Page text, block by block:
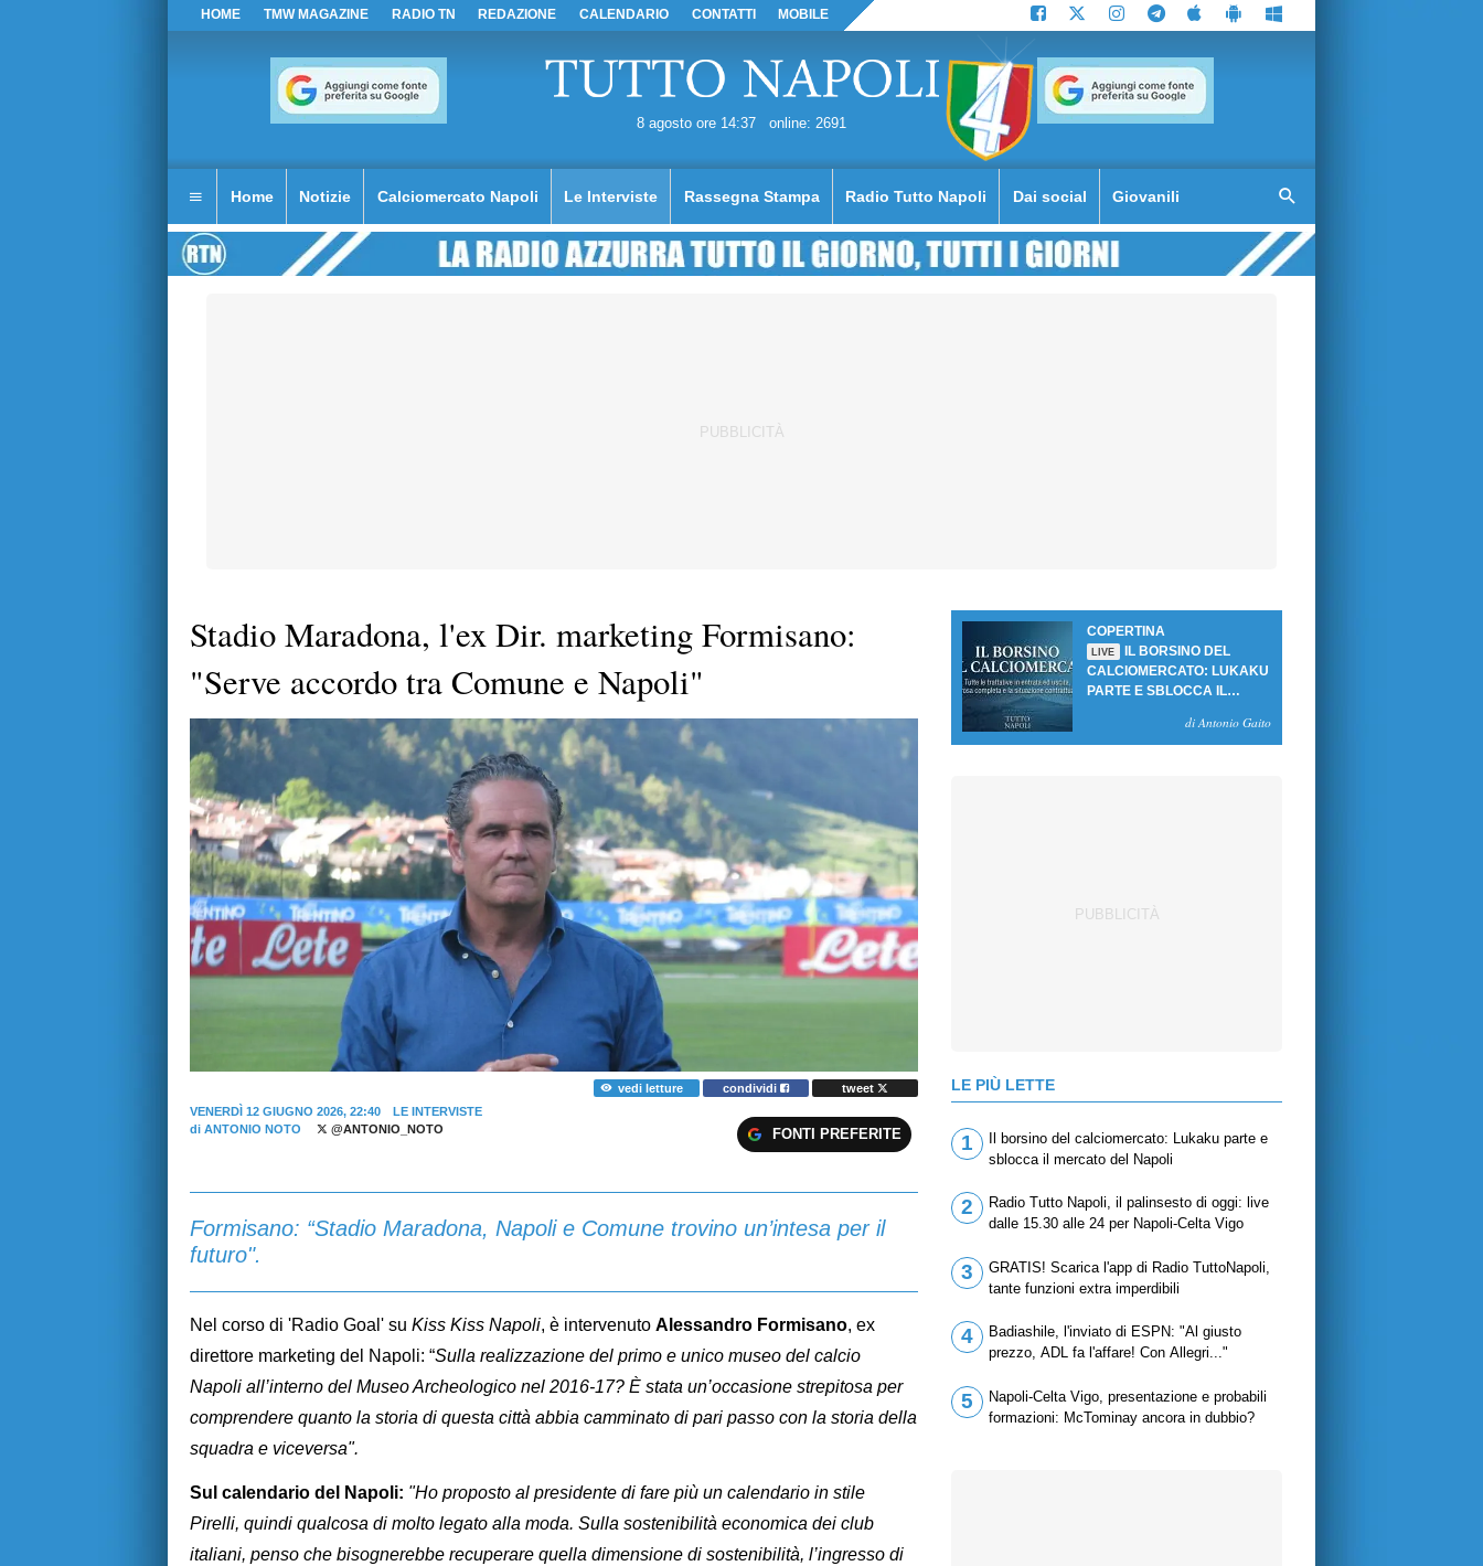
HOME TMW MAGAZINE RADIO TN REDAZIONE CALENDARIO CONTATTI MOBILE
8 agosto ore 14:37 online: 2691
Home Notizie Calciomercato Napoli Le Interviste Rassegna Stampa Radio Tutto Napoli Dai social Giovanili
Stadio Maradona, l'ex Dir. marketing Formisano:
"Serve accordo tra Comune e Napoli"
vedi letture condividi
tweet
VENERDÌ 12 GIUGNO 2026, 22:40
LE INTERVISTE
di ANTONIO NOTO @ANTONIO_NOTO FONTI PREFERITE
Formisano: “Stadio Maradona, Napoli e Comune trovino un’intesa per il
futuro".
Nel corso di 'Radio Goal' su Kiss Kiss Napoli, è intervenuto Alessandro Formisano, ex
direttore marketing del Napoli: “Sulla realizzazione del primo e unico museo del calcio
Napoli all’interno del Museo Archeologico nel 2016-17? È stata un’occasione strepitosa per
comprendere quanto la storia di questa città abbia camminato di pari passo con la storia della
squadra e viceversa".
Sul calendario del Napoli: "Ho proposto al presidente di fare più un calendario in stile
Pirelli, quindi qualcosa di molto legato alla moda. Sulla sostenibilità economica dei club
italiani, penso che bisognerebbe recuperare quella dimensione di sostenibilità, l’ingresso di
COPERTINA
LIVE
IL BORSINO DEL
CALCIOMERCATO: LUKAKU
PARTE E SBLOCCA IL
di Antonio Gaito
LE PIÙ LETTE
1
Il borsino del calciomercato: Lukaku parte e
sblocca il mercato del Napoli
2
Radio Tutto Napoli, il palinsesto di oggi: live
dalle 15.30 alle 24 per Napoli-Celta Vigo
3
GRATIS! Scarica l'app di Radio TuttoNapoli,
tante funzioni extra imperdibili
4
Badiashile, l'inviato di ESPN: "Al giusto
prezzo, ADL fa l'affare! Con Allegri..."
5
Napoli-Celta Vigo, presentazione e probabili
formazioni: McTominay ancora in dubbio?